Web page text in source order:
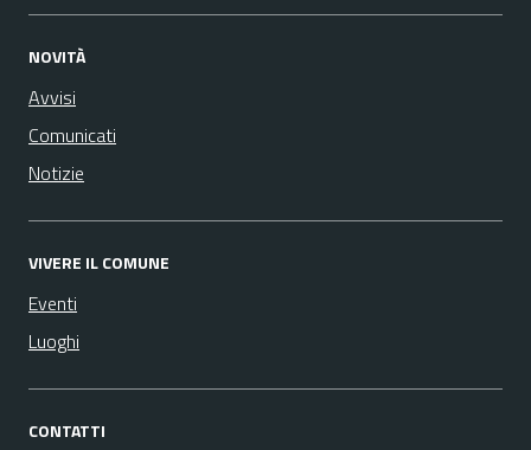
NOVITÀ
Avvisi
Comunicati
Notizie
VIVERE IL COMUNE
Eventi
Luoghi
CONTATTI